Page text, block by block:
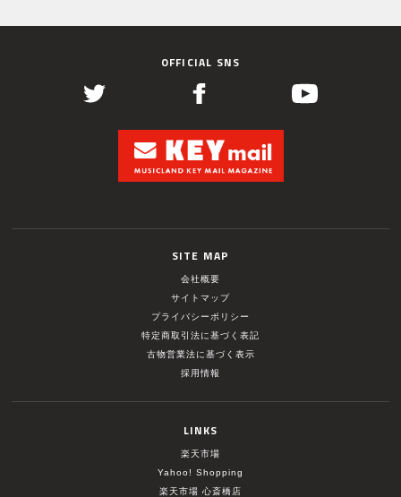
OFFICIAL SNS
SITE MAP
会社概要
サイトマップ
プライバシーポリシー
特定商取引法に基づく表記
古物営業法に基づく表示
採用情報
LINKS
楽天市場
Yahoo! Shopping
楽天市場 心斎橋店